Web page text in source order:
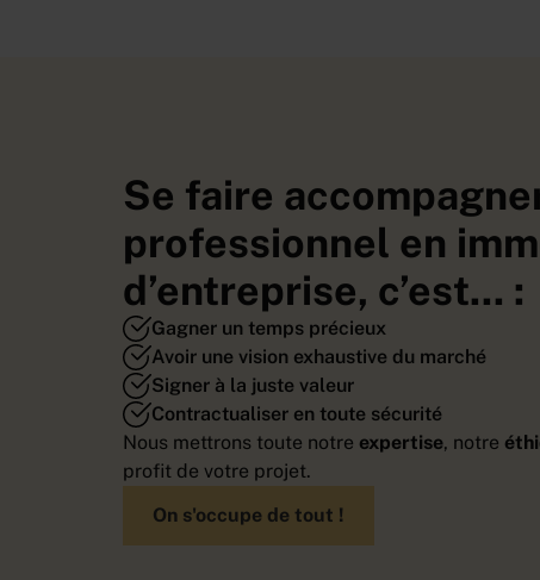
Se faire
professionnel en
d’entreprise, c’est... :
Gagner un temps précieux
Avoir une vision exhaustive du marché
Signer à la juste valeur
Contractualiser en toute sécurité
Nous mettrons toute notre expertise, notre
profit de votre projet.
On s'occupe de tout !